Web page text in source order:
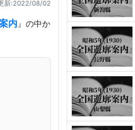
新:2022/08/02
内』の中か